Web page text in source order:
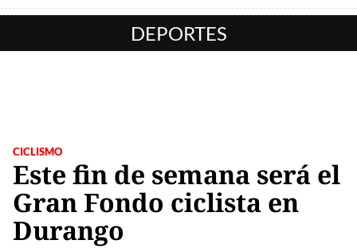
DEPORTES
CICLISMO
Este fin de semana será el
Gran Fondo ciclista en
Durango